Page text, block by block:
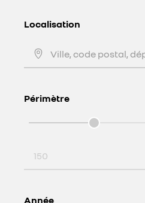
Localisation
Périmètre
Année